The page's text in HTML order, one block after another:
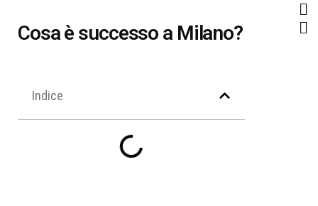
Cosa è successo a Milano?
Indice